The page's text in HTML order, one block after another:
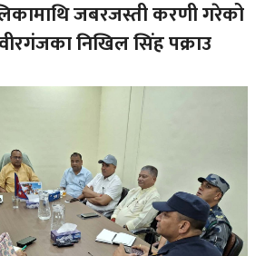
जबरजस्ती करणी गरेको
निखिल सिंह पक्राउ